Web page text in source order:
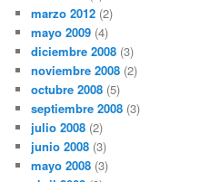
marzo 2012 (2)
mayo 2009 (4)
diciembre 2008 (3)
noviembre 2008 (2)
octubre 2008 (5)
septiembre 2008 (3)
julio 2008 (2)
junio 2008 (3)
mayo 2008 (3)